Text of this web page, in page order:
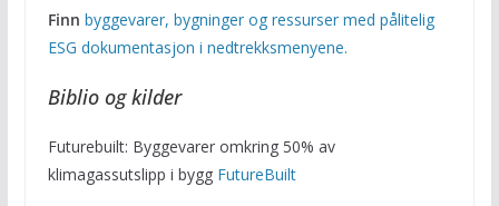
Finn byggevarer, bygninger og ressurser med pålitelig
ESG dokumentasjon i nedtrekksmenyene.
Biblio og kilder
Futurebuilt: Byggevarer omkring 50% av
klimagassutslipp i bygg FutureBuilt